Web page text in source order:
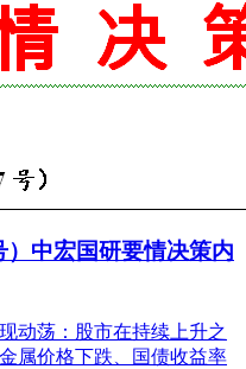
）中宏国研要情决策内
动荡：股市在持续上升之
属价格下跌、国债收益率